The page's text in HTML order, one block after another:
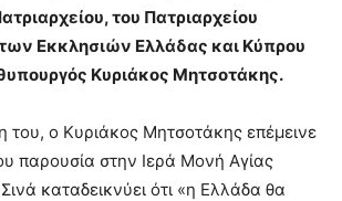
του Πατριαρχείου
Εκκλησιών Ελλάδας και Κύπρου
Κυριάκος Μητσοτάκης.
του, ο Κυριάκος Μητσοτάκης επέμεινε
παρουσία στην Ιερά Μονή Αγίας
καταδεικνύει ότι «η Ελλάδα θα